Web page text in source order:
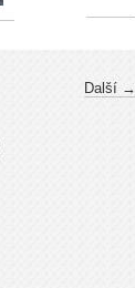
Další →